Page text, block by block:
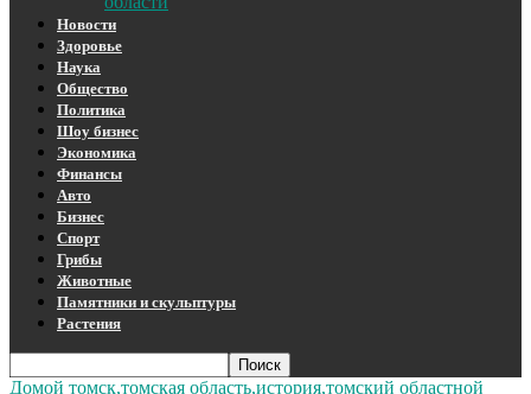
Новости
Здоровье
Наука
Общество
Политика
Шоу бизнес
Экономика
Финансы
Авто
Бизнес
Спорт
Грибы
Животные
Памятники и скульптуры
Растения
Домой томск,томская область,история,томский областной